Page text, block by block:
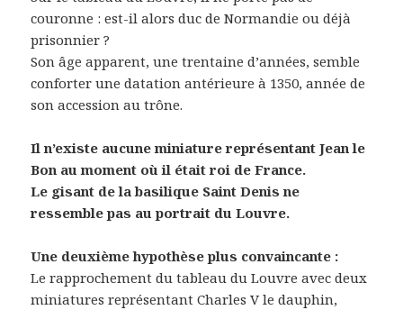
couronne : est-il alors duc de Normandie ou déjà
prisonnier ?
Son âge apparent, une trentaine d’années, semble
conforter une datation antérieure à 1350, année de
son accession au trône.
Il n’existe aucune miniature représentant Jean le
Bon au moment où il était roi de France.
Le gisant de la basilique Saint Denis ne
ressemble pas au portrait du Louvre.
Une deuxième hypothèse plus convaincante :
Le rapprochement du tableau du Louvre avec deux
miniatures représentant Charles V le dauphin,